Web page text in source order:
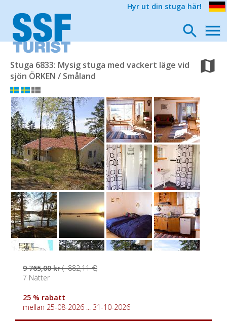
Hyr ut din stuga här!
Stuga 6833: Mysig stuga med vackert läge vid
sjön ÖRKEN / Småland
9 765,00 kr(~882,11 €)
7 Nätter
25 % rabatt
mellan 25-08-2026 ... 31-10-2026